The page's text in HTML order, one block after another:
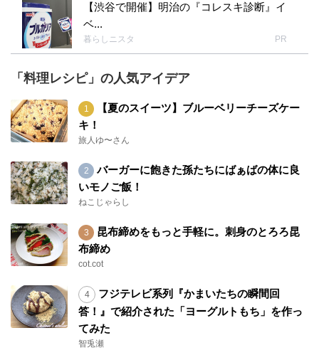
【渋谷で開催】明治の『コレスキ診断』イ
ベ...
暮らしニスタ PR
「料理レシピ」の人気アイデア
【夏のスイーツ】ブルーベリーチーズケー
キ！
旅人ゆ〜さん
バーガーに飽きた孫たちにばぁばの体に良
いモノご飯！
ねこじゃらし
昆布締めをもっと手軽に。刺身のとろろ昆
布締め
cot.cot
フジテレビ系列『かまいたちの瞬間回
答！』で紹介された「ヨーグルトもち」を作っ
てみた
智兎瀬